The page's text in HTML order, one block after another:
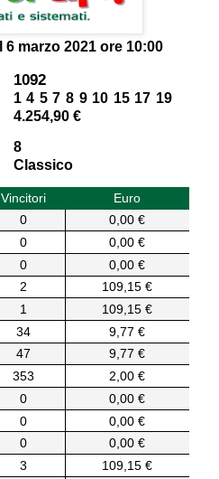
6 marzo 2021 ore 10:00
1092
1 4 5 7 8 9 10 15 17 19
4.254,90 €
8
Classico
Vincitori
Euro
0
0,00 €
0
0,00 €
0
0,00 €
2
109,15 €
1
109,15 €
34
9,77 €
47
9,77 €
353
2,00 €
0
0,00 €
0
0,00 €
0
0,00 €
3
109,15 €